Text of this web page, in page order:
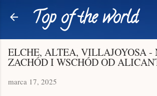
Przejdź do głównej
Top of the world
ELCHE, ALTEA, VILLAJOYOSA -
ZACHÓD I WSCHÓD OD
marca 17, 2025